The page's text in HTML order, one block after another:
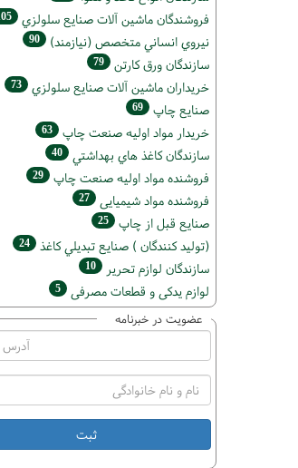
فروشندگان ماشين آلات صنايع سلولزي
نيروي انساني متخصص (نیازمند) 90
سازندگان ورق كارتن 79
خریداران ماشين آلات صنايع سلولزي 73
صنايع چاپ 69
خريدار مواد اوليه صنعت چاپ 63
سازندگان كاغذ هاي بهداشتي 40
فروشنده مواد اوليه صنعت چاپ 29
فروشنده مواد شیمیایی 27
صنايع قبل از چاپ 25
(تولید كنندگان ) صنايع تبديلي كاغذ 24
سازندگان لوازم تحریر 10
لوازم یدکی و قطعات مصرفی 5
عضویت در خبرنامه